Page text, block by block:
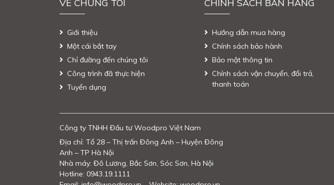
VỀ CHÚNG TÔI
Giới thiệu
Một cái bắt tay
Chỉ đường đến chúng tôi
Công trình đã thực hiện
Tuyển dụng
CHÍNH SÁCH BÁN HÀNG
Hướng dẫn mua hàng
Chính sách bảo hành
Bảo mật thông tin
Chính sách vận chuyển, đổi trả,
thanh toán
Công ty TNHH Đầu tư Woodpro Việt Nam
Địa chỉ: Tổ 28 – Thị trấn Đông Anh – Huyện Đông
Anh – TP Hà Nội
Nhà máy: Đô Lương, Bắc Sơn, Sóc Sơn, Hà Nội
Hotline: 0943.19.1111